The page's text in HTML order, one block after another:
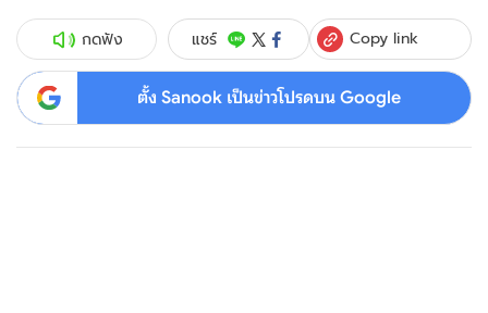
กดฟัง แชร์ Copy link
ตั้ง Sanook เป็นข่าวโปรดบน Google